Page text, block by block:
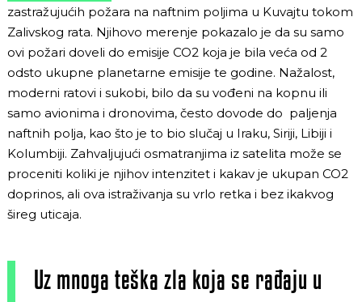
zastražujućih požara na naftnim poljima u Kuvajtu tokom
Zalivskog rata. Njihovo merenje pokazalo je da su samo
ovi požari doveli do emisije CO2 koja je bila veća od 2
odsto ukupne planetarne emisije te godine. Nažalost,
moderni ratovi i sukobi, bilo da su vođeni na kopnu ili
samo avionima i dronovima, često dovode do paljenja
naftnih polja, kao što je to bio slučaj u Iraku, Siriji, Libiji i
Kolumbiji. Zahvaljujući osmatranjima iz satelita može se
proceniti koliki je njihov intenzitet i kakav je ukupan CO2
doprinos, ali ova istraživanja su vrlo retka i bez ikakvog
šireg uticaja.
Uz mnoga teška zla koja se rađaju u